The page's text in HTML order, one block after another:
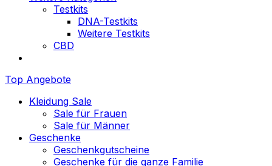
Testkits
DNA-Testkits
Weitere Testkits
CBD
Top Angebote
Kleidung Sale
Sale für Frauen
Sale für Männer
Geschenke
Geschenkgutscheine
Geschenke für die ganze Familie